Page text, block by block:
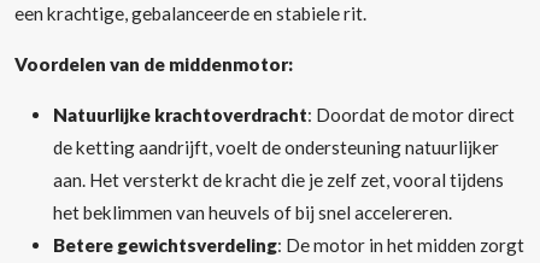
een krachtige, gebalanceerde en stabiele rit.
Voordelen van de middenmotor:
Natuurlijke krachtoverdracht: Doordat de motor direct
de ketting aandrijft, voelt de ondersteuning natuurlijker
aan. Het versterkt de kracht die je zelf zet, vooral tijdens
het beklimmen van heuvels of bij snel accelereren.
Betere gewichtsverdeling: De motor in het midden zorgt